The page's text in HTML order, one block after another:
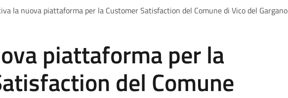
la nuova piattaforma per la Customer Satisfaction del Comune di Vico del Gargano
piattaforma per la
del Comune